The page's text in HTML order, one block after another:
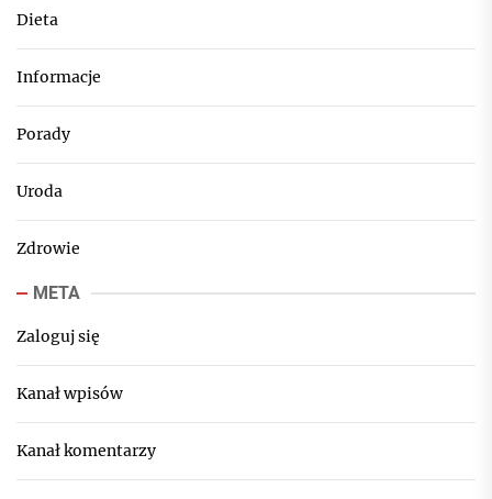
Dieta
Informacje
Porady
Uroda
Zdrowie
META
Zaloguj się
Kanał wpisów
Kanał komentarzy